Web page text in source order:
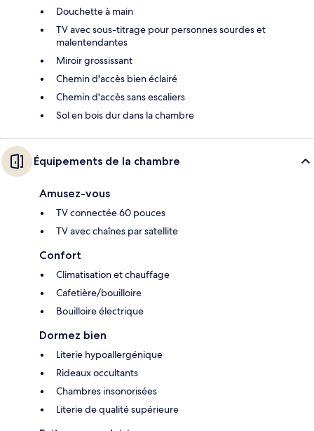
Douchette à main
TV avec sous-titrage pour personnes sourdes et
malentendantes
Miroir grossissant
Chemin d'accès bien éclairé
Chemin d'accès sans escaliers
Sol en bois dur dans la chambre
Équipements de la chambre
Amusez-vous
TV connectée 60 pouces
TV avec chaînes par satellite
Confort
Climatisation et chauffage
Cafetière/bouilloire
Bouilloire électrique
Dormez bien
Literie hypoallergénique
Rideaux occultants
Chambres insonorisées
Literie de qualité supérieure